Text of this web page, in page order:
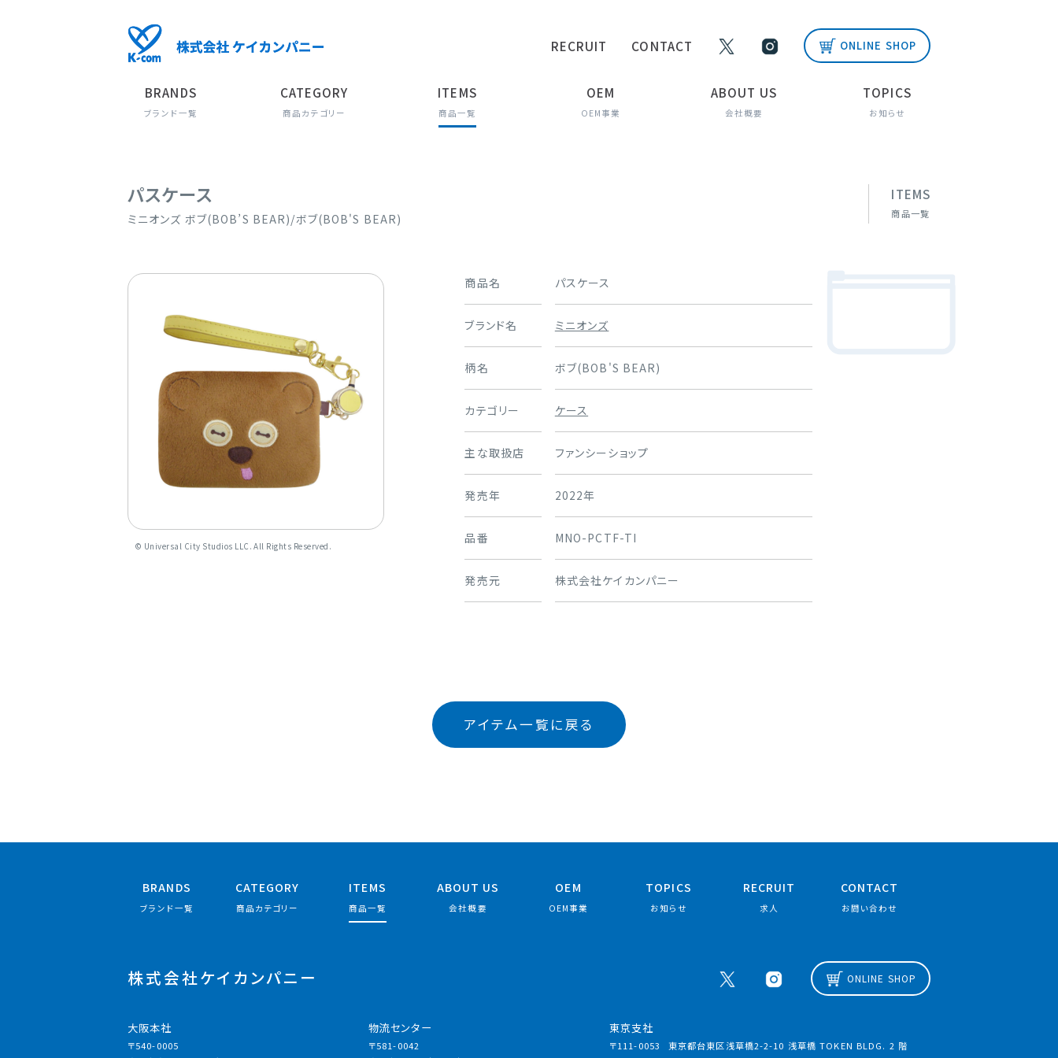
RECRUIT CONTACT ONLINE SHOP
BRANDS
ブランド一覧
CATEGORY
商品カテゴリー
ITEMS
商品一覧
OEM
OEM事業
ABOUT US
会社概要
TOPICS
お知らせ
パスケース
ミニオンズ ボブ(BOB’S BEAR)/ボブ(BOB'S BEAR)
ITEMS
商品一覧
©︎ Universal City Studios LLC. All Rights Reserved.
商品名 パスケース
ブランド名 ミニオンズ
柄名 ボブ(BOB'S BEAR)
カテゴリー ケース
主な取扱店 ファンシーショップ
発売年 2022年
品番 MNO-PCTF-TI
発売元 株式会社ケイカンパニー
アイテム一覧に戻る
BRANDS
ブランド一覧
CATEGORY
商品カテゴリー
ITEMS
商品一覧
ABOUT US
会社概要
OEM
OEM事業
TOPICS
お知らせ
RECRUIT
求人
CONTACT
お問い合わせ
株式会社ケイカンパニー ONLINE SHOP
大阪本社
〒540-0005
物流センター
〒581-0042
東京支社
〒111-0053
東京都台東区浅草橋2-2-10 浅草橋 TOKEN BLDG. 2 階